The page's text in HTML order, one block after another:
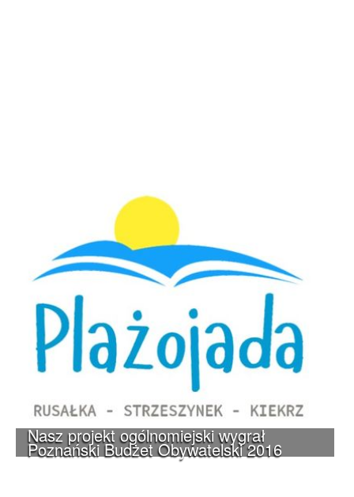
Nasz projekt ogólnomiejski wygrał
Poznański Budżet Obywatelski 2016